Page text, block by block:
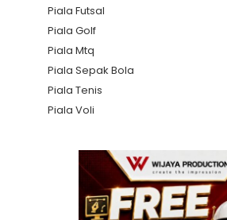
Piala Futsal
Piala Golf
Piala Mtq
Piala Sepak Bola
Piala Tenis
Piala Voli